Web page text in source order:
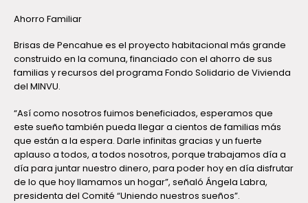
Ahorro Familiar
Brisas de Pencahue es el proyecto habitacional más grande
construido en la comuna, financiado con el ahorro de sus
familias y recursos del programa Fondo Solidario de Vivienda
del MINVU.
“Así como nosotros fuimos beneficiados, esperamos que
este sueño también pueda llegar a cientos de familias más
que están a la espera. Darle infinitas gracias y un fuerte
aplauso a todos, a todos nosotros, porque trabajamos día a
día para juntar nuestro dinero, para poder hoy en día disfrutar
de lo que hoy llamamos un hogar”, señaló Ángela Labra,
presidenta del Comité “Uniendo nuestros sueños”.